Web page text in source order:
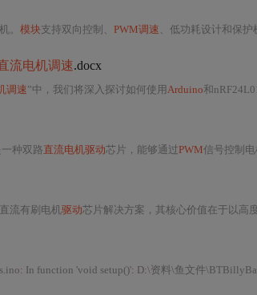
。 模块支持双向控制、 PWM调速 、低功耗设计和保护机制。关键参数包括工作电压、单通道持续电流、控制信号电平、开关频率和
流电机调速.docx
调速”中，我们将深入探讨如何使用Arduino和
一种双路直流电机驱动芯片，能够通过PWM信号控制电机的转速
流有刷电机驱动芯片解决方案，其核心价值在于以高度集成化、低功耗、小体积和易用性兼顾性能与成本，在教育
: In function 'void setup()': D:\资料\鱼文件\BTBillyBass-